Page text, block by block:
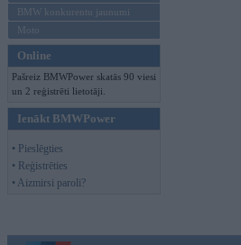
BMW konkurentu jaunumi
Moto
Online
Pašreiz BMWPower skatās 90 viesi
un 2 reģistrēti lietotāji.
Ienākt BMWPower
• Pieslēgties
• Reģistrēties
• Aizmirsi paroli?